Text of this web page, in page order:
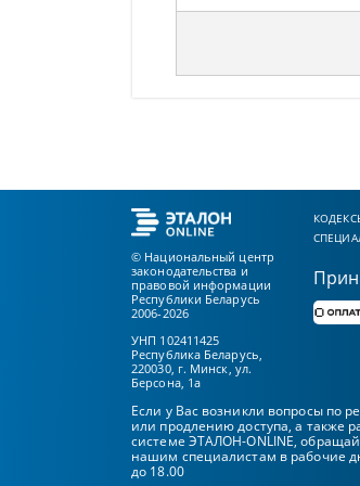
© Национальный центр
законодательства и
правовой информации
Республики Беларусь
2006-2026
УНП 102411425
Республика Беларусь,
220030, г. Минск, ул.
Берсона, 1а
Если у Вас возникли вопросы по
или продлению доступа, а также
системе ЭТАЛОН-ONLINE,
нашим специалистам в рабочие
до 18.00